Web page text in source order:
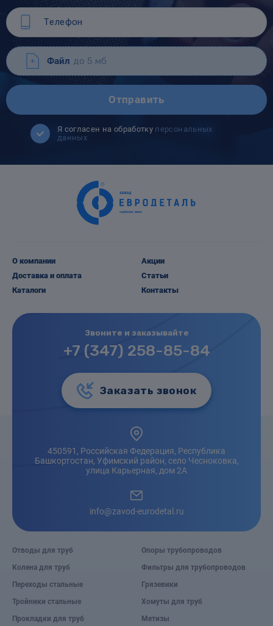
Файл до 5 мб
Отправить
Я согласен на обработку персональных
данных
О компании
Доставка и оплата
Каталоги
Акции
Статьи
Контакты
Звоните и заказывайте
+7 (347) 258-85-84
Заказать звонок
450591, Российская Федерация, Республика
Башкортостан, Уфимский район, село Чесноковка,
улица Карьерная, дом 2А
info@zavod-eurodetal.ru
Отводы для труб
Колена для труб
Переходы стальные
Тройники стальные
Прокладки для труб
Опоры трубопроводов
Фильтры для трубопроводов
Грязевики
Хомуты для труб
Метизы